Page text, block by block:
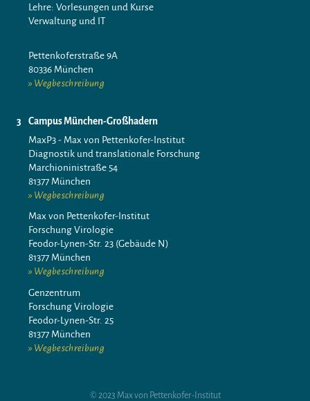
Lehre: Vorlesungen und Kurse
Verwaltung und IT
Pettenkoferstraße 9A
80336 München
Wegbeschreibung
Campus München-Großhadern
MaxP3 - Max von Pettenkofer-Institut
Diagnostik und translationale Forschung
Marchioninistraße 54
81377 München
Wegbeschreibung
Max von Pettenkofer-Institut
Forschung Virologie
Feodor-Lynen-Str. 23 (Gebäude N)
81377 München
Wegbeschreibung
Genzentrum
Forschung Virologie
Feodor-Lynen-Str. 25
81377 München
Wegbeschreibung
© 2023 Max von Pettenkofer-Institut